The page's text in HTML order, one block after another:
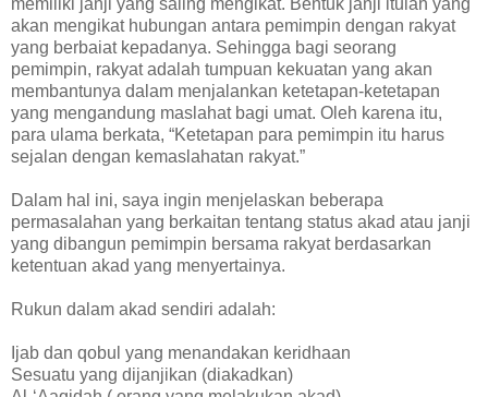
memiliki janji yang saling mengikat. Bentuk janji itulah yang
akan mengikat hubungan antara pemimpin dengan rakyat
yang berbaiat kepadanya. Sehingga bagi seorang
pemimpin, rakyat adalah tumpuan kekuatan yang akan
membantunya dalam menjalankan ketetapan-ketetapan
yang mengandung maslahat bagi umat. Oleh karena itu,
para ulama berkata, “Ketetapan para pemimpin itu harus
sejalan dengan kemaslahatan rakyat.”
Dalam hal ini, saya ingin menjelaskan beberapa
permasalahan yang berkaitan tentang status akad atau janji
yang dibangun pemimpin bersama rakyat berdasarkan
ketentuan akad yang menyertainya.
Rukun dalam akad sendiri adalah:
Ijab dan qobul yang menandakan keridhaan
Sesuatu yang dijanjikan (diakadkan)